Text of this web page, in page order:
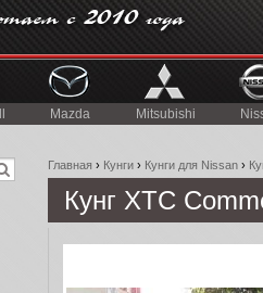
Mazda Mitsubishi
Главная › Кунги › Кунги для Nissan ›
Кунг XTC